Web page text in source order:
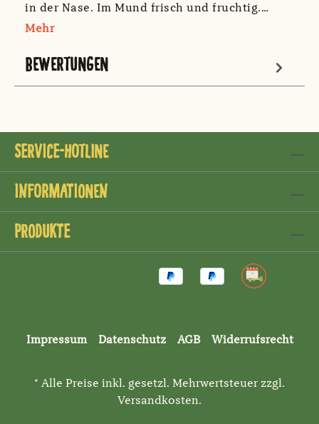
in der Nase. Im Mund frisch und fruchtig.…
Mehr
BEWERTUNGEN
Service-Hotline
Informationen
Produkte
Impressum Datenschutz AGB Widerrufsrecht
* Alle Preise inkl. gesetzl. Mehrwertsteuer zzgl.
Versandkosten.